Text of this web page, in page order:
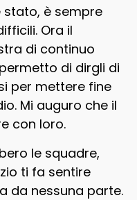
stato, è sempre
Ora il
di continuo
di dirgli di
per mettere fine
Mi auguro che il
con loro.
le squadre,
ti fa sentire
da nessuna parte.